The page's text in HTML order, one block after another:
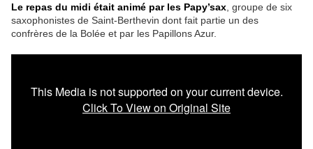
Le repas du midi était animé par les Papy’sax , groupe de six
saxophonistes de Saint-Berthevin dont fait partie un des
confrères de la Bolée et par les Papillons Azur.